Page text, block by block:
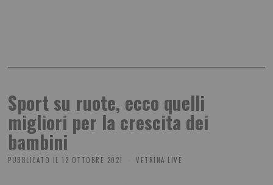
Sport su ruote, ecco quelli
migliori per la crescita dei
bambini
PUBBLICATO IL 12 OTTOBRE 2021 VETRINA LIVE